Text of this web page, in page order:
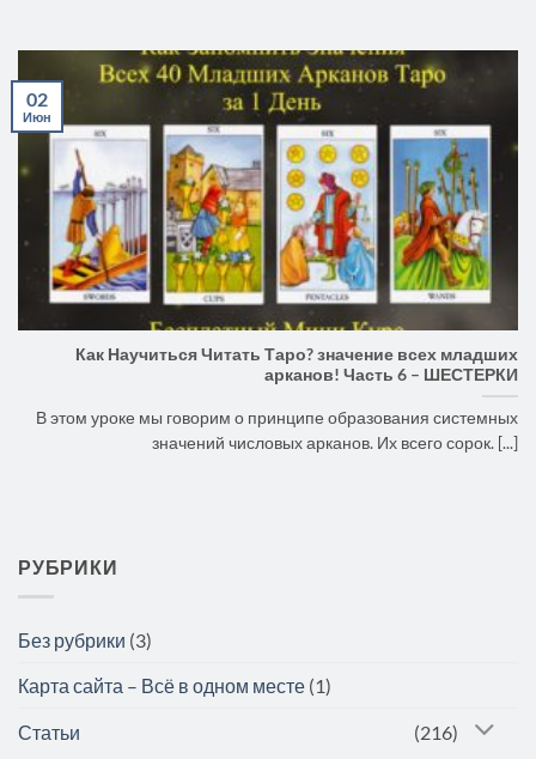
Как Научиться Читать Таро? значение всех младших
арканов! Часть 6 – ШЕСТЕРКИ
В этом уроке мы говорим о принципе образования системных
значений числовых арканов. Их всего сорок. [...]
02
Июн
РУБРИКИ
Без рубрики (3)
Карта сайта – Всё в одном месте (1)
Статьи (216)